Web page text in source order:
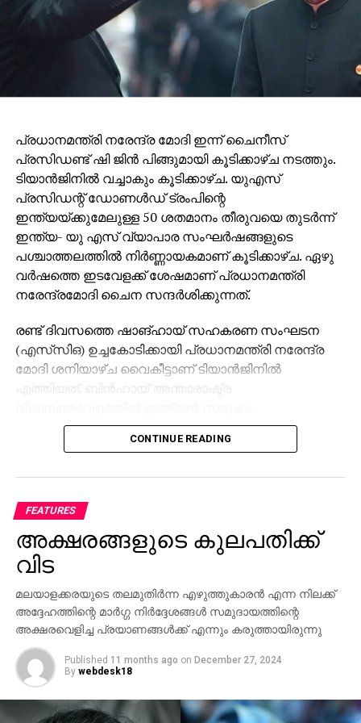
ചികിത്സ ആവശ്യമുള്ളവരുമായ 150 സിവിലിയന്മാരെ
ബുധനാഴ്ച രാത്രി അന്താരാഷ്ട്ര റെഡ്‌ക്രോസ്
RELATED TOPICS:
ബാങ്കില്‍ നിക്ഷേപിച്ചാല്‍ കള്ളപ്പണം നിറം
മാറില്ലെന്ന് അരുണ്‍ ജെയ്റ്റ്‌ലി
DON'T MISS
യൂത്ത് ലീഗ് പ്രവര്‍ത്തകന്റെ കൊല:
മുഖ്യപ്രതിയടക്കം രണ്ടു പേര്‍ അറസ്റ്റില്‍
പ്രധാനമന്ത്രി നരേന്ദ്ര മോദി ഇന്ന് ചൈനീസ്
പ്രസിഡണ്ട് ഷി ജിൻ പിങ്ങുമായി കൂടിക്കാഴ്ച നടത്തും.
ടിയാൻജിനിൽ വച്ചാകും കൂടിക്കാഴ്ച. യുഎസ്
പ്രസിഡന്റ് ഡോണൾഡ് ട്രംപിന്റെ
ഇന്ത്യയ്ക്കുമേലുള്ള 50 ശതമാനം തീരുവയെ തുടർന്ന്
ഇന്ത്യ- യു എസ് വ്യാപാര സംഘർഷങ്ങളുടെ
പശ്ചാത്തലത്തിൽ നിർണ്ണായകമാണ് കൂടിക്കാഴ്ച. ഏഴു
വർഷത്തെ ഇടവേളക്ക് ശേഷമാണ് പ്രധാനമന്ത്രി
നരേന്ദ്രമോദി ചൈന സന്ദർശിക്കുന്നത്.
രണ്ട് ദിവസത്തെ ഷാങ്ഹായ് സഹകരണ സംഘടന
(എസ്‌സി‌ഒ) ഉച്ചകോടിക്കായി പ്രധാനമന്ത്രി നരേന്ദ്ര
മോദി ശനിയാഴ്ച വൈകീട്ടാണ് ടിയാൻജിനിൽ
എത്തിയത്. ബിൻഹായ് അന്താരാഷ്ട്ര
നരേന്ദ്രമോദിയ്ക്ക് ഊഷ്മള സ്വീകരണം നൽകി. 2020
ലെ ഗാൽവാൻ താഴ്‌വരയിലെ
സ്ഥിരതയിലും സഹകരണം വർധിപ്പിക്കുന്നതിനുമുള്ള
തീരുമാനങ്ങൾ സന്ദർശനത്തിനിടയിൽ ഉണ്ടാകും
എന്നാണ് പ്രതീക്ഷിക്കുന്നത്.
രണ്ട് പ്രധാന സമ്പദ്‌വ്യവസ്ഥകളായ ഇന്ത്യയും
ചൈനയും ലോക സാമ്പത്തിക ക്രമത്തിൽ സ്ഥിരത
കൈവരിക്കുന്നതിന് ഒരുമിച്ച് പ്രവർത്തിക്കേണ്ടത്
പ്രധാനമാണെന്ന് സന്ദർശനത്തിനു മുൻപായി ജപ്പാൻ
മാധ്യമത്തിനു നൽകിയ അഭിമുഖത്തിൽ പ്രധാനമന്ത്രി
പറഞ്ഞു.
CONTINUE READING
FEATURES
അക്ഷരങ്ങളുടെ കുലപതിക്ക്
വിട
മലയാളക്കരയുടെ തലമുതിര്‍ന്ന എഴുത്തുകാരന്‍ എന്ന നിലക്ക്
അദ്ദേഹത്തിന്റെ മാര്‍ഗ്ഗ നിര്‍ദ്ദേശങ്ങള്‍ സമുദായത്തിന്റെ
അക്ഷരവെളിച്ച പ്രയാണങ്ങള്‍ക്ക് എന്നും കരുത്തായിരുന്നു
Published 11 months ago on December 27, 2024
By webdesk18